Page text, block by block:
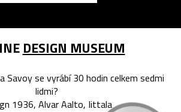
DESIGN MUSEUM
Savoy se vyrábí 30 hodin celkem sedmi
lidmi?
1936, Alvar Aalto, Iittala